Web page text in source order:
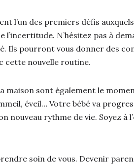
l’un des premiers défis
l’incertitude. N’hésitez pas à
Ils pourront vous donner des
cette nouvelle routine.
maison sont également le
éveil… Votre bébé va
nouveau rythme de vie. Soyez à
soin de vous. Devenir